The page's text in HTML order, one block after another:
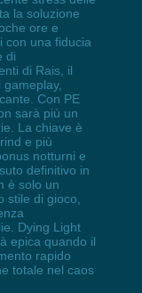
la soluzione
ore e
con una fiducia
di
di Rais, il
Con PE
sarà più un
La chiave è
e più
notturni e
definitivo in
è solo un
stile di gioco,
Dying Light
epica quando il
rapido
totale nel caos